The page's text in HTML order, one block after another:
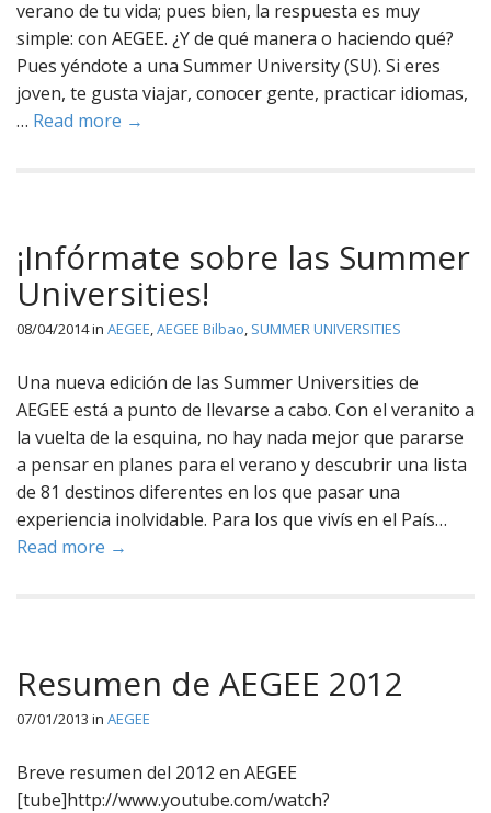
verano de tu vida; pues bien, la respuesta es muy
simple: con AEGEE. ¿Y de qué manera o haciendo qué?
Pues yéndote a una Summer University (SU). Si eres
joven, te gusta viajar, conocer gente, practicar idiomas,
… Read more →
¡Infórmate sobre las Summer
Universities!
08/04/2014in AEGEE,AEGEE Bilbao, SUMMER UNIVERSITIES
Una nueva edición de las Summer Universities de
AEGEE está a punto de llevarse a cabo. Con el veranito a
la vuelta de la esquina, no hay nada mejor que pararse
a pensar en planes para el verano y descubrir una lista
de 81 destinos diferentes en los que pasar una
experiencia inolvidable. Para los que vivís en el País…
Read more →
Resumen de AEGEE 2012
07/01/2013 in AEGEE
Breve resumen del 2012 en AEGEE
[tube]http://www.youtube.com/watch?